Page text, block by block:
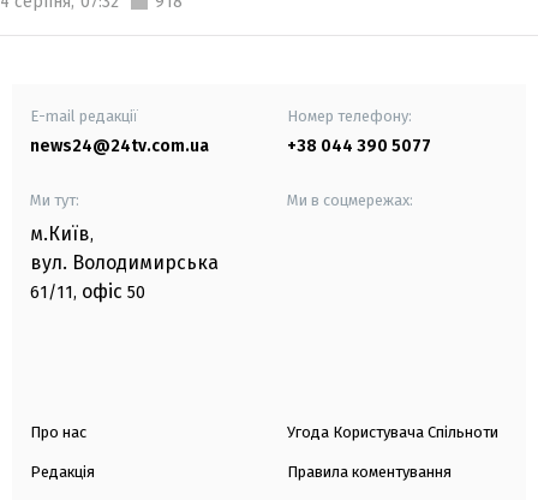
E-mail редакції
news24@24tv.com.ua
Номер телефону:
+38 044 390 5077
Ми тут:
м.Київ,
вул. Володимирська
61/11, офіс 50
Ми в соцмережах:
Про нас
Редакція
Угода Користувача Спільноти
Правила коментування